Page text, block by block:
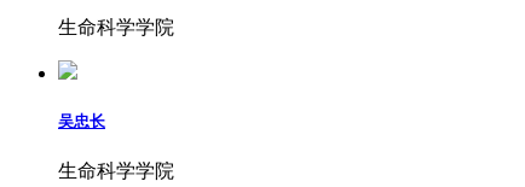
生命科学学院
吴忠长
生命科学学院